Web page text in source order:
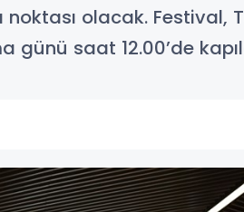
olacak. Festival,
günü saat 12.00’de